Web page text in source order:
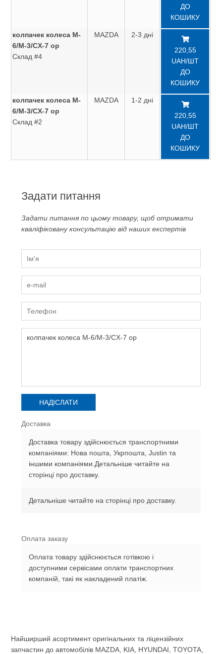
ДО
КОШИКУ
колпачек колеса M-
6/M-3/CX-7 ор
Склад #4
MAZDA
2-3 дні
220,55
UAH/ШТ
ДО
КОШИКУ
колпачек колеса M-
6/M-3/CX-7 ор
Склад #2
MAZDA
1-2 дні
220,55
UAH/ШТ
ДО
КОШИКУ
Задати питання
Задати питання по цьому товару, щоб отримати
кваліфіковану консультацію від наших експертів
Доставка
Доставка товару здійснюється транспортними
компаніями: Нова пошта, Укрпошта, Justin та
іншими компаніями.Детальніше читайте на
сторінці про доставку.
Детальніше читайте на сторінці про доставку.
Оплата заказу
Оплата товару здійснюється готівкою і
доступними сервісами оплати транспортних
компаній, такі як накладений платіж.
Найширший асортимент оригінальних та ліцензійних
запчастин до автомобілів MAZDA, KIA, HYUNDAI, TOYOTA,